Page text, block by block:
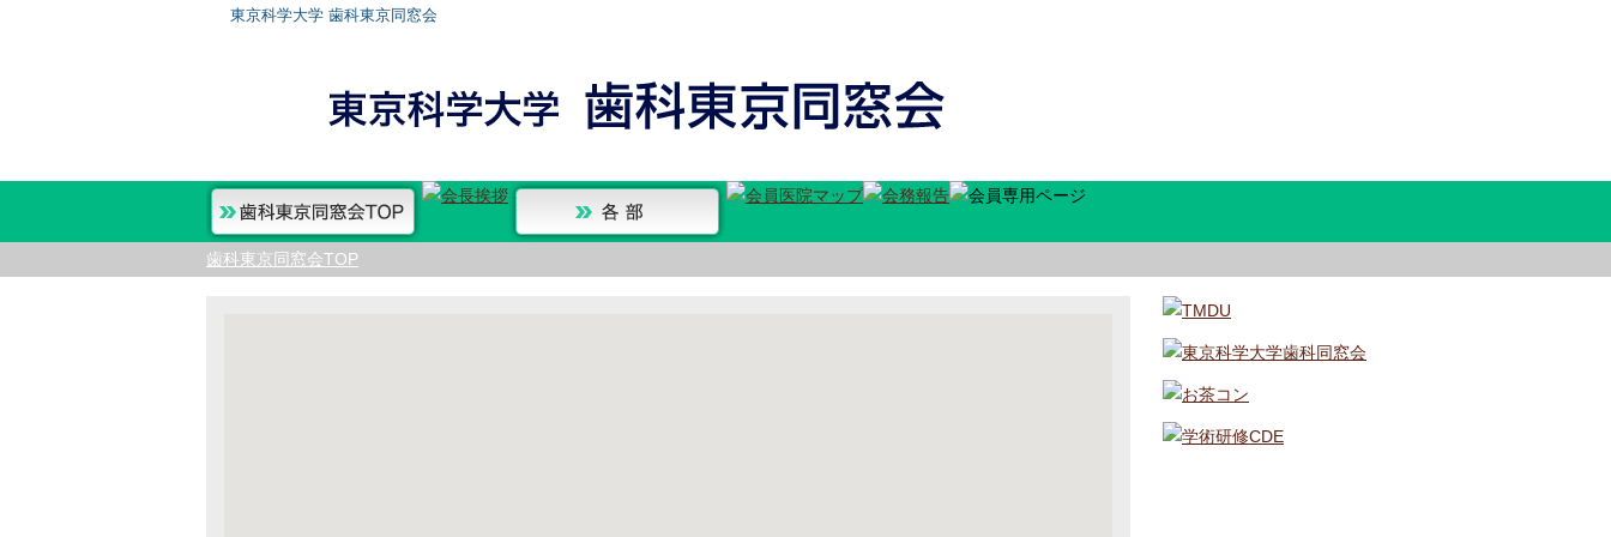
東京科学大学 歯科東京同窓会
歯科東京同窓会TOP